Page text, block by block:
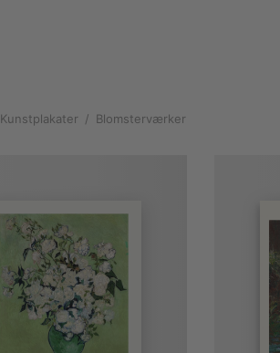
Kunstplakater / Blomsterværker